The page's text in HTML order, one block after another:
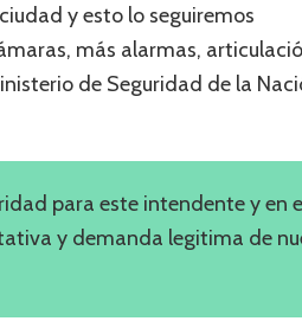
y esto lo seguiremos
más alarmas,
de Seguridad de la
para este intendente y en
y demanda legitima de